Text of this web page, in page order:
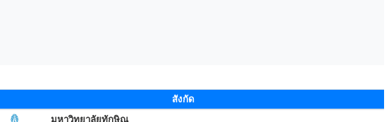
สังกัด
มหาวิทยาลัยทักษิณ